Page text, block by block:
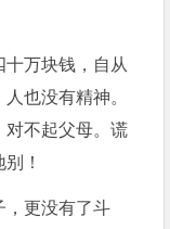
万块钱，自从
也没有精神。
对不起父母。谎
！
，更没有了斗